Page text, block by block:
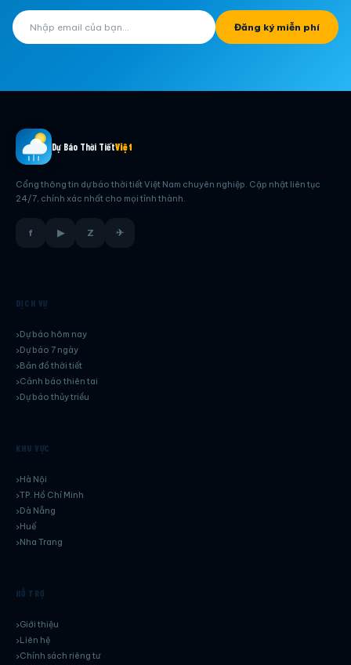
Đăng ký miễn phí
Dự Báo Thời TiếtViệt
Cổng thông tin dự báo thời tiết Việt Nam chuyên nghiệp. Cập nhật liên tục
24/7, chính xác nhất cho mọi tỉnh thành.
f ▶ Z ✈
DỊCH VỤ
Dự báo hôm nay
Dự báo 7 ngày
Bản đồ thời tiết
Cảnh báo thiên tai
Dự báo thủy triều
KHU VỰC
Hà Nội
TP. Hồ Chí Minh
Dà Nẵng
Huế
Nha Trang
HỖ TRỢ
Giới thiệu
Liên hệ
Chính sách riêng tư